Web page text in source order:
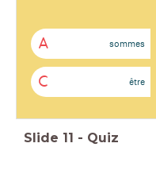
A sommes
C être
Slide 11 - Quiz